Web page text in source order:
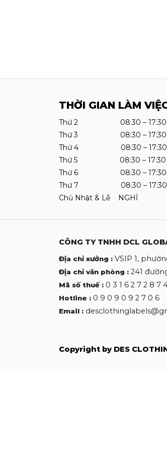
THỜI GIAN LÀM
Thứ 2 08:30 – 17:30
Thứ 3 08:30 – 17:30
Thứ 4 08:30 – 17:30
Thứ 5 08:30 – 17:30
Thứ 6 08:30 – 17:30
Thứ 7 08:30 – 17:30
Chủ Nhật & Lễ NGHỈ
CÔNG TY TNHH DCL
Địa chỉ xưởng : VSIP 1,
Địa chỉ văn phòng : 241
Mã số thuế : 0 3 1 6 2 7 2 8 7
Hotline : 0 9 0 9 0 9 2 7 0 6
Email :
Copyright by DES